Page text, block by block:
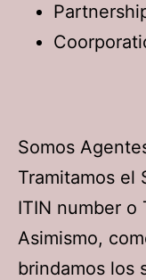
Somos
Tramitamos el
ITIN number o
Asimismo,
brindamos los